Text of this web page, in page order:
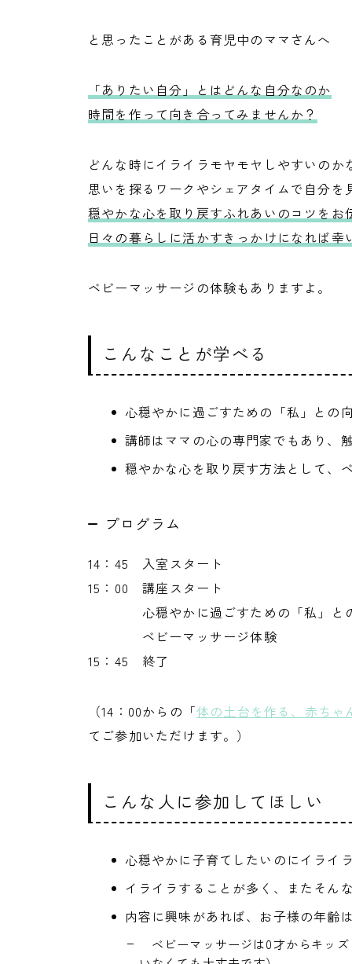
と思ったことがある育児中のママさんへ
「ありたい自分」とはどんな自分なのか
時間を作って向き合ってみませんか？
どんな時にイライラモヤモヤしやすいのか
思いを探るワークやシェアタイムで自分を
穏やかな心を取り戻すふれあいのコツをお
日々の暮らしに活かすきっかけになれば幸
ベビーマッサージの体験もありますよ。
こんなことが学べる
心穏やかに過ごすための「私」との
講師はママの心の専門家でもあり、
穏やかな心を取り戻す方法として、
プログラム
14：45 入室スタート
15：00 講座スタート
心穏やかに過ごすための「私」との
ベビーマッサージ体験
15：45 終了
（14：00からの「体の土台を作る、赤ちゃ
てご参加いただけます。）
こんな人に参加してほしい
心穏やかに子育てしたいのにイライ
イライラすることが多く、またそ
内容に興味があれば、お子様の年齢
ベビーマッサージは0才からキッ